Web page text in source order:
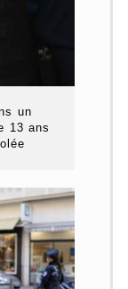
un
13 ans